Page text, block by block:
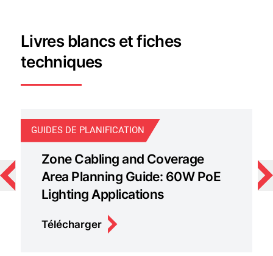
Livres blancs et fiches
techniques
GUIDES DE PLANIFICATION
Zone Cabling and Coverage
Area Planning Guide: 60W PoE
Lighting Applications
Télécharger